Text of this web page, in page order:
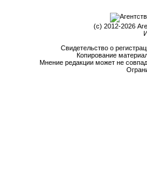
(c) 2012-2026
Свидетельство о
Копирование
Мнение редакции может не